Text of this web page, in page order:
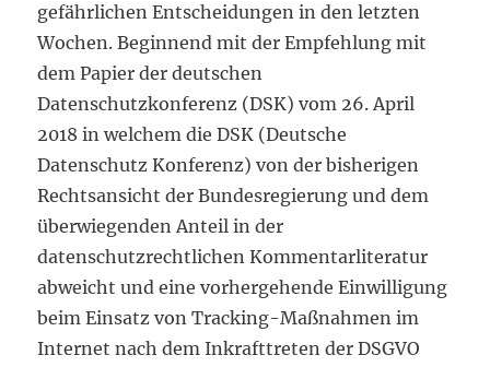
gefährlichen Entscheidungen in den letzten
Wochen. Beginnend mit der Empfehlung mit
dem Papier der deutschen
Datenschutzkonferenz (DSK) vom 26. April
2018 in welchem die DSK (Deutsche
Datenschutz Konferenz) von der bisherigen
Rechtsansicht der Bundesregierung und dem
überwiegenden Anteil in der
datenschutzrechtlichen Kommentarliteratur
abweicht und eine vorhergehende Einwilligung
beim Einsatz von Tracking-Maßnahmen im
Internet nach dem Inkrafttreten der DSGVO